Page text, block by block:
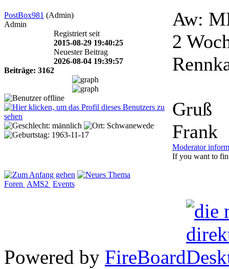
PostBox981 (Admin)
Admin
Registriert seit
2015-08-29 19:40:25
Neuester Beitrag
2026-08-04 19:39:57
Beiträge: 3162
Aw:
2
Gruß
Frank
Moderator
If you want to
Foren AMS2 Events
Powered by FireBoard